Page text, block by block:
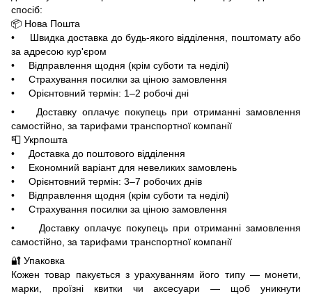
спосіб:
📦 Нова Пошта
• Швидка доставка до будь-якого відділення, поштомату або
за адресою кур'єром
• Відправлення щодня (крім суботи та неділі)
• Страхування посилки за ціною замовлення
• Орієнтовний термін: 1–2 робочі дні
• Доставку оплачує покупець при отриманні замовлення
самостійно, за тарифами транспортної компанії
📮 Укрпошта
• Доставка до поштового відділення
• Економний варіант для невеликих замовлень
• Орієнтовний термін: 3–7 робочих днів
• Відправлення щодня (крім суботи та неділі)
• Страхування посилки за ціною замовлення
• Доставку оплачує покупець при отриманні замовлення
самостійно, за тарифами транспортної компанії
🔐 Упаковка
Кожен товар пакується з урахуванням його типу — монети,
марки, проїзні квитки чи аксесуари — щоб уникнути